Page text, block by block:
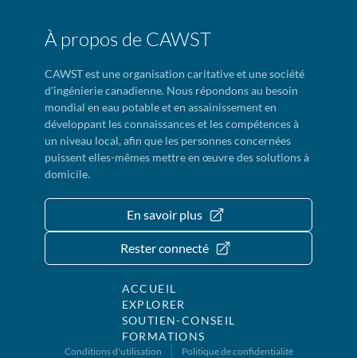
À propos de CAWST
CAWST est une organisation caritative et une société
d'ingénierie canadienne. Nous répondons au besoin
mondial en eau potable et en assainissement en
développant les connaissances et les compétences à
un niveau local, afin que les personnes concernées
puissent elles-mêmes mettre en œuvre des solutions à
domicile.
En savoir plus
Rester connecté
ACCUEIL
EXPLORER
SOUTIEN-CONSEIL
FORMATIONS
Conditions d'utilisation Politique de confidentialité